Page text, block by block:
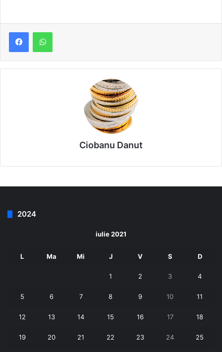
Ciobanu Danut
2024
iulie 2021
L Ma Mi J V S D
1 2 3 4
5 6 7 8 9 10 11
12 13 14 15 16 17 18
19 20 21 22 23 24 25